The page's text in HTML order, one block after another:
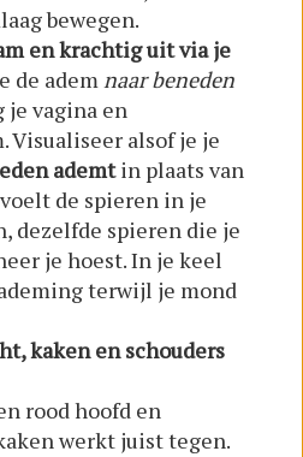
bewegen.
en krachtig uit via je
de ademnaar beneden
vagina en
Visualiseer alsof je je
ademtin plaats van
de spieren in je
dezelfde spieren die je
je hoest. In je keel
terwijl je mond
kaken en schouders
rood hoofd en
werkt juist tegen.